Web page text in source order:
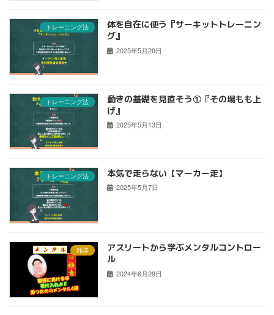
トレーニング法
体を自在に使う『サーキットトレーニン
グ』
2025年5月20日
トレーニング法
動きの基礎を見直そう①『その場もも上
げ』
2025年5月13日
トレーニング法 本気で走らない【マーカー走】
2025年5月7日
雑談
アスリートから学ぶメンタルコントロー
ル
2024年6月29日